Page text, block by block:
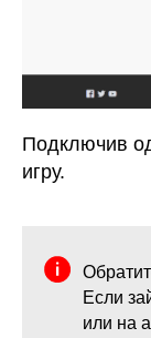
Подключив
игру.
Если
или на